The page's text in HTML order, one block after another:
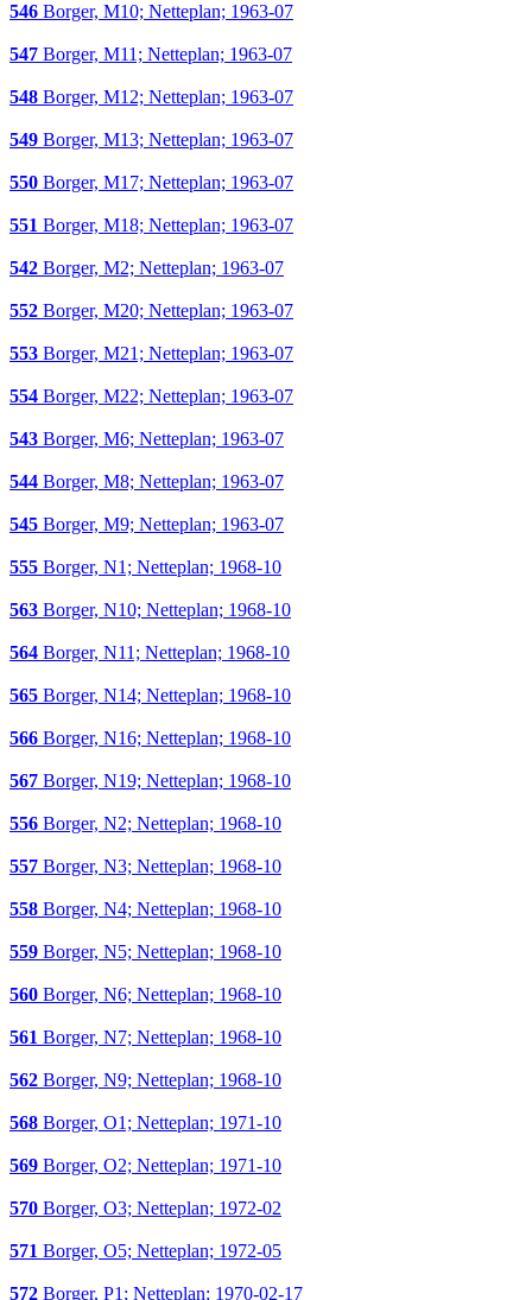
546 Borger, M10; Netteplan; 1963-07
547 Borger, M11; Netteplan; 1963-07
548 Borger, M12; Netteplan; 1963-07
549 Borger, M13; Netteplan; 1963-07
550 Borger, M17; Netteplan; 1963-07
551 Borger, M18; Netteplan; 1963-07
542 Borger, M2; Netteplan; 1963-07
552 Borger, M20; Netteplan; 1963-07
553 Borger, M21; Netteplan; 1963-07
554 Borger, M22; Netteplan; 1963-07
543 Borger, M6; Netteplan; 1963-07
544 Borger, M8; Netteplan; 1963-07
545 Borger, M9; Netteplan; 1963-07
555 Borger, N1; Netteplan; 1968-10
563 Borger, N10; Netteplan; 1968-10
564 Borger, N11; Netteplan; 1968-10
565 Borger, N14; Netteplan; 1968-10
566 Borger, N16; Netteplan; 1968-10
567 Borger, N19; Netteplan; 1968-10
556 Borger, N2; Netteplan; 1968-10
557 Borger, N3; Netteplan; 1968-10
558 Borger, N4; Netteplan; 1968-10
559 Borger, N5; Netteplan; 1968-10
560 Borger, N6; Netteplan; 1968-10
561 Borger, N7; Netteplan; 1968-10
562 Borger, N9; Netteplan; 1968-10
568 Borger, O1; Netteplan; 1971-10
569 Borger, O2; Netteplan; 1971-10
570 Borger, O3; Netteplan; 1972-02
571 Borger, O5; Netteplan; 1972-05
572 Borger, P1; Netteplan; 1970-02-17